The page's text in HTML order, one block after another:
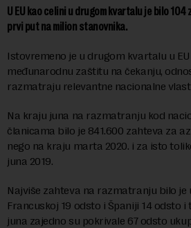
U EU kao celini u drugom kvartalu je bilo
prvi put na milion stanovnika.
Istovremeno je u drugom kvartalu u
međunarodnu zaštitu na čekanju,
razmatraju relevantne nacionalne
Na kraju juna na razmatranju kod
članicama bilo je 841.600 zahteva za
nego na kraju marta 2020. i za isto
juna 2019.
Najviše zahteva na razmatranju bilo je
Francuskoj 19 odsto i Španiji 14 odsto
juna zajedno su pokrivale 67 odsto